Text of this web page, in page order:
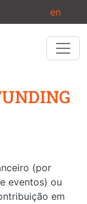
en
(por
eventos) ou
em